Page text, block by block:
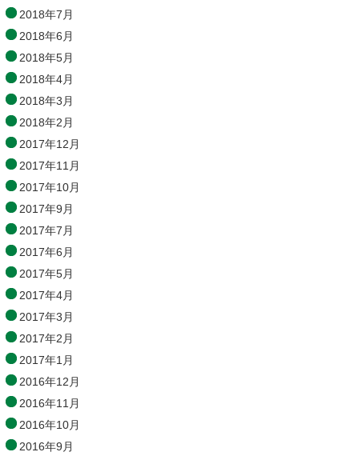
2018年7月
2018年6月
2018年5月
2018年4月
2018年3月
2018年2月
2017年12月
2017年11月
2017年10月
2017年9月
2017年7月
2017年6月
2017年5月
2017年4月
2017年3月
2017年2月
2017年1月
2016年12月
2016年11月
2016年10月
2016年9月